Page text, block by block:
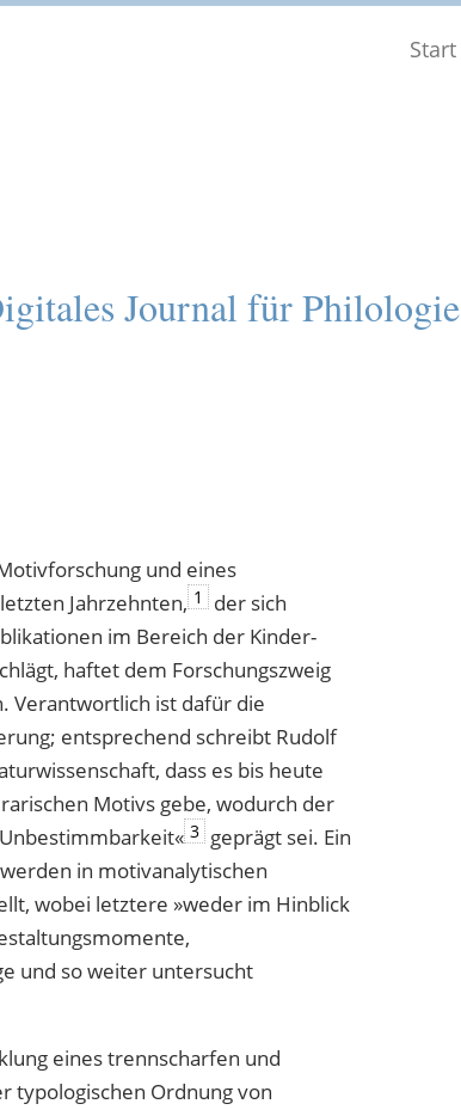
Start
Journal für Philologie
und eines
Jahrzehnten, 1
der sich
im Bereich der Kinder-
haftet dem Forschungszweig
Verantwortlich ist dafür die
entsprechend schreibt Rudolf
dass es bis heute
Motivs gebe, wodurch der
3 geprägt sei. Ein
in motivanalytischen
wobei letztere »weder im Hinblick
und so weiter untersucht
eines trennscharfen und
typologischen Ordnung von